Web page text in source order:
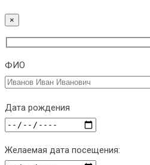
×
ФИО
Дата рождения
Желаемая дата посещения: